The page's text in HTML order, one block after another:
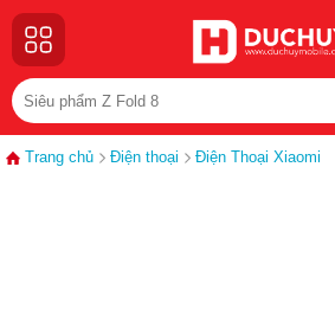
Trang chủ Điện thoại Điện Thoại Xiaomi